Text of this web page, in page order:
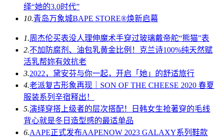
绎“她的3.0时代”
10.青岛万象城BAPE STORE®焕新启幕
1.周杰伦买表没人理伸魔术手穿过玻璃戴帝舵“熊猫”表
2.不加防腐剂、油包乳黄金比例！克兰诗100%纯天然赋
活乳帮妳有效抗老
3.2022，黛安芬与你一起，开启「她」的舒适旅行
4.老派复古形象再现｜SON OF THE CHEESE 2020 春夏
服装系列辛宿释出！
5.演绎穿搭上级者的层次搭配！日韩女生抢著穿的毛线
背心就是冬日造型感的最适单品
6.AAPE正式发布AAPENOW 2023 GALAXY系列鞋款